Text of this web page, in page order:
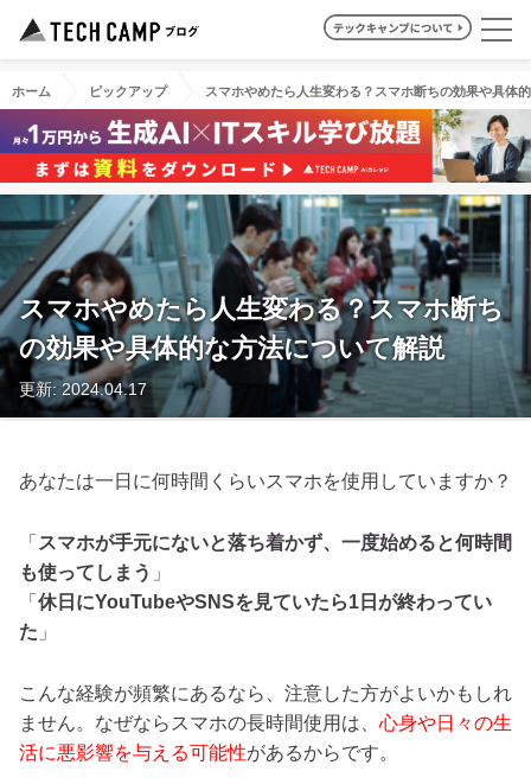
ホーム ピックアップ スマホやめたら人生変わる？スマホ断ちの効果や具体
スマホやめたら人生変わる？スマホ断ち
の効果や具体的な方法について解説
更新: 2024.04.17
あなたは一日に何時間くらいスマホを使用していますか？
「 スマホが手元にないと落ち着かず、一度始めると何時間
も使ってしまう 」
「 休日にYouTubeやSNSを見ていたら1日が終わってい
た 」
こんな経験が頻繁にあるなら、注意した方がよいかもしれ
ません。なぜならスマホの長時間使用は、 心身や日々の生
活に悪影響を与える可能性があるからです。